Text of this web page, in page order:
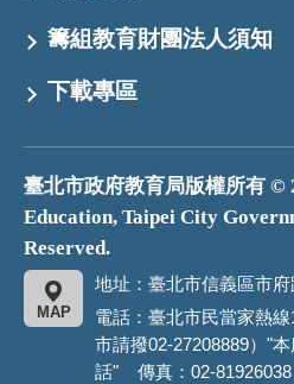
籌組教育財團法人須知
下載專區
臺北市政府教育局版權所有 ©
Education, Taipei City
Reserved.
地址：臺北市信義區市
MAP
電話：臺北市民當家熱
市請撥02-27208889）"
話" 傳真：02-81926038